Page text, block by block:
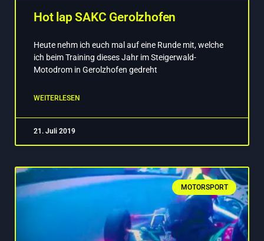
Hot lap SAKC Gerolzhofen
Heute nehm ich euch mal auf eine Runde mit, welche
ich beim Training dieses Jahr im Steigerwald-
Motodrom in Gerolzhofen gedreht
WEITERLESEN
21. Juli 2019
MOTORSPORT